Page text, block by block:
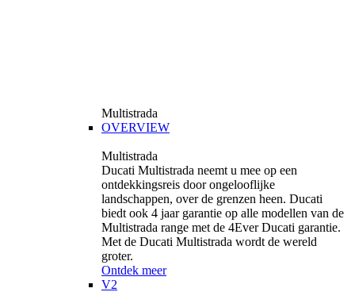
Multistrada
OVERVIEW
Multistrada
Ducati Multistrada neemt u mee op een
ontdekkingsreis door ongelooflijke
landschappen, over de grenzen heen. Ducati
biedt ook 4 jaar garantie op alle modellen van de
Multistrada range met de 4Ever Ducati garantie.
Met de Ducati Multistrada wordt de wereld
groter.
Ontdek meer
V2